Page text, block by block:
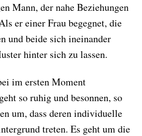
Mann, der nahe Beziehungen
er einer Frau begegnet, die
und beide sich ineinander
hinter sich zu lassen.
im ersten Moment
so ruhig und besonnen, so
um, dass deren individuelle
treten. Es geht um die